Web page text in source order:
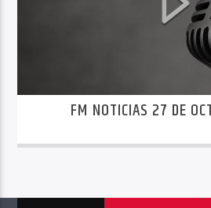
FM NOTICIAS 27 DE